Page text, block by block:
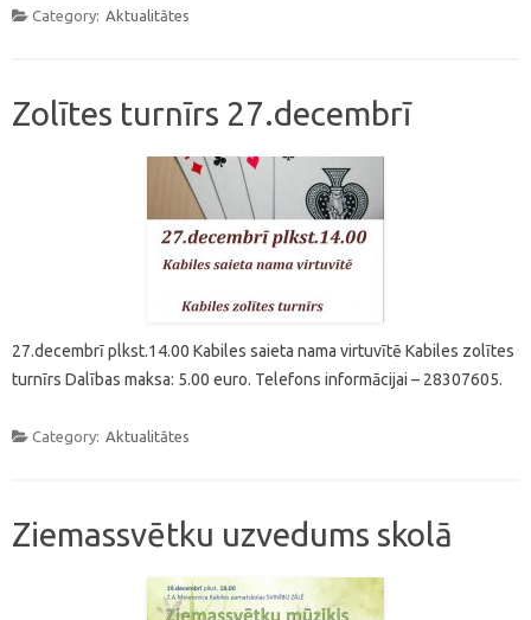
Category: Aktualitātes
Zolītes turnīrs 27.decembrī
27.decembrī plkst.14.00 Kabiles saieta nama virtuvītē Kabiles zolītes
turnīrs Dalības maksa: 5.00 euro. Telefons informācijai – 28307605.
Category: Aktualitātes
Ziemassvētku uzvedums skolā